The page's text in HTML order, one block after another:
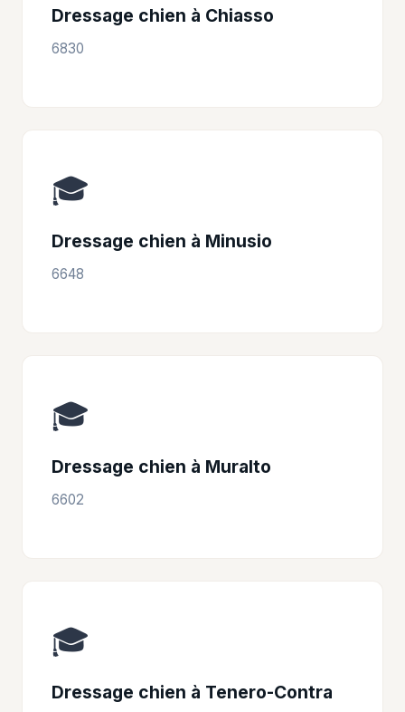
Dressage chien à Chiasso
6830
🎓
Dressage chien à Minusio
6648
🎓
Dressage chien à Muralto
6602
🎓
Dressage chien à Tenero-Contra